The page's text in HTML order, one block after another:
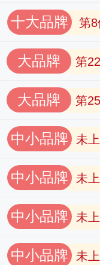
十大品牌 第8
大品牌 第
大品牌 第
中小品牌 未
中小品牌 未
中小品牌 未
中小品牌 未